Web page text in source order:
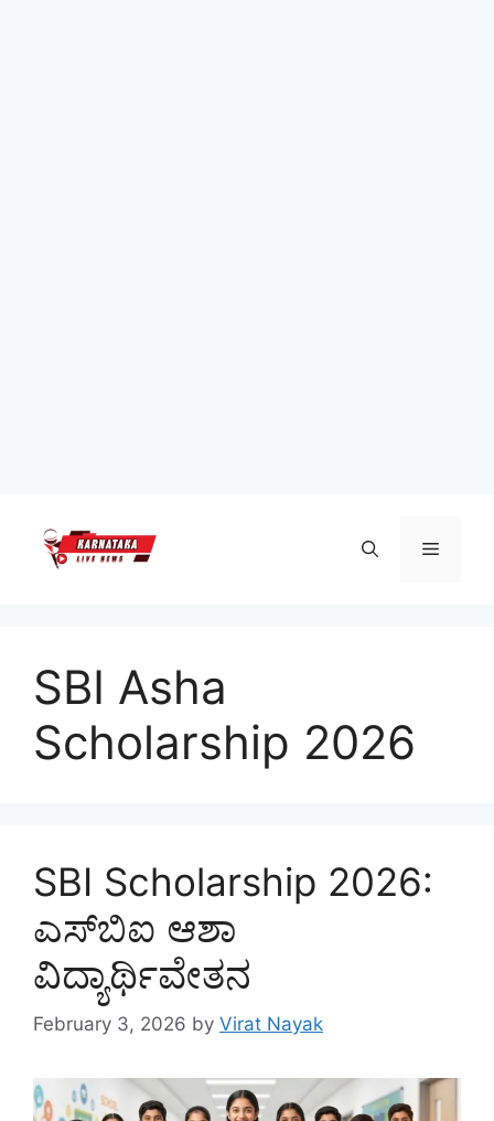
content
Menu
SBI Asha
Scholarship 2026
SBI Scholarship 2026:
ಎಸ್‌ಬಿಐ ಆಶಾ
ವಿದ್ಯಾರ್ಥಿವೇತನ
February 3, 2026 by Virat Nayak